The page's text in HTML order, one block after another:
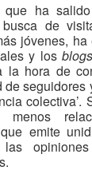
que ha
de
jóvenes,
y losblogs
la hora de
de seguidores
colectiva’.
menos
emite